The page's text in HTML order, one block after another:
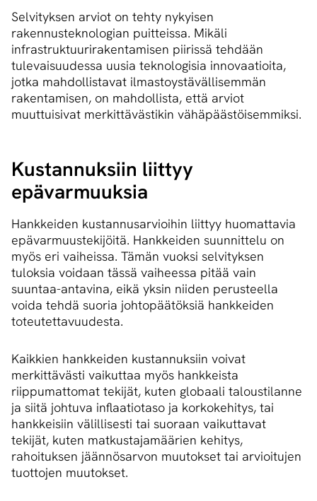
Selvityksen arviot on tehty nykyisen
rakennusteknologian puitteissa. Mikäli
infrastruktuurirakentamisen piirissä tehdään
tulevaisuudessa uusia teknologisia innovaatioita,
jotka mahdollistavat ilmastoystävällisemmän
rakentamisen, on mahdollista, että arviot
muuttuisivat merkittävästikin vähäpäästöisemmiksi.
Kustannuksiin liittyy
epävarmuuksia
Hankkeiden kustannusarvioihin liittyy huomattavia
epävarmuustekijöitä. Hankkeiden suunnittelu on
myös eri vaiheissa. Tämän vuoksi selvityksen
tuloksia voidaan tässä vaiheessa pitää vain
suuntaa-antavina, eikä yksin niiden perusteella
voida tehdä suoria johtopäätöksiä hankkeiden
toteutettavuudesta.
Kaikkien hankkeiden kustannuksiin voivat
merkittävästi vaikuttaa myös hankkeista
riippumattomat tekijät, kuten globaali taloustilanne
ja siitä johtuva inflaatiotaso ja korkokehitys, tai
hankkeisiin välillisesti tai suoraan vaikuttavat
tekijät, kuten matkustajamäärien kehitys,
rahoituksen jäännösarvon muutokset tai arvioitujen
tuottojen muutokset.